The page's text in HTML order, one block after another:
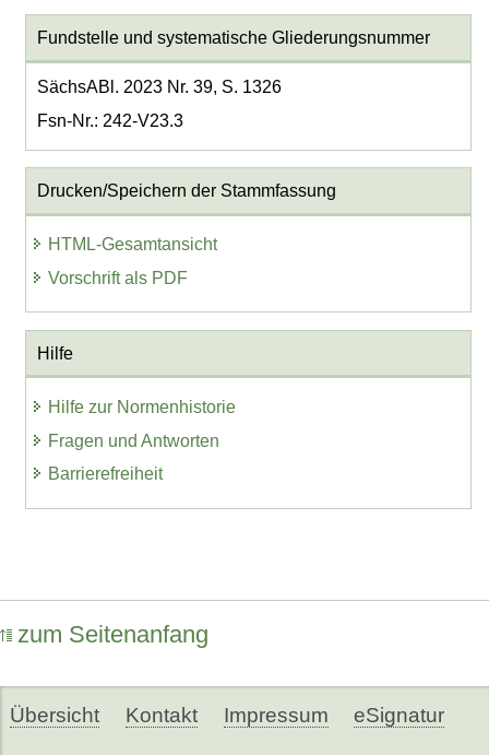
Fundstelle und systematische Gliederungsnummer
SächsABl. 2023 Nr. 39, S. 1326
Fsn-Nr.: 242-V23.3
Drucken/Speichern der Stammfassung
HTML-Gesamtansicht
Vorschrift als PDF
Hilfe
Hilfe zur Normenhistorie
Fragen und Antworten
Barrierefreiheit
zum Seitenanfang
Übersicht Kontakt Impressum eSignatur